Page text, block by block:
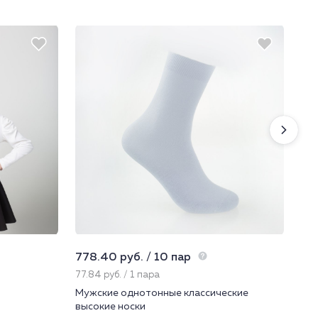
778.40 руб. / 10 пар
77.84 руб. / 1 пара
Мужские однотонные классические
высокие носки